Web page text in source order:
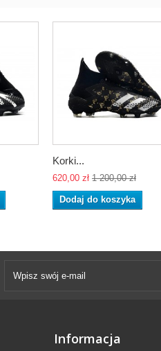
Korki...
620,00 zł 1 200,00 zł
Dodaj do koszyka
Informacja